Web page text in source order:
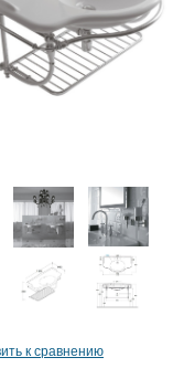
к сравнению